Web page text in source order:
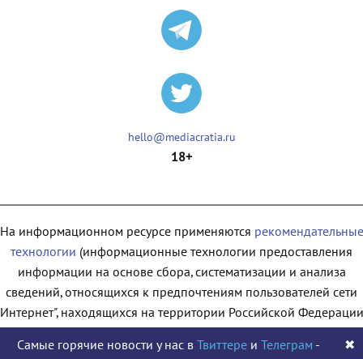
hello@mediacratia.ru
18+
На информационном ресурсе применяются рекомендательные
технологии (информационные технологии предоставления
информации на основе сбора, систематизации и анализа
сведений, относящихся к предпочтениям пользователей сети
находящихся на территории Российской
Самые горячие новости у нас в Твиттереи Телеграм -
✖